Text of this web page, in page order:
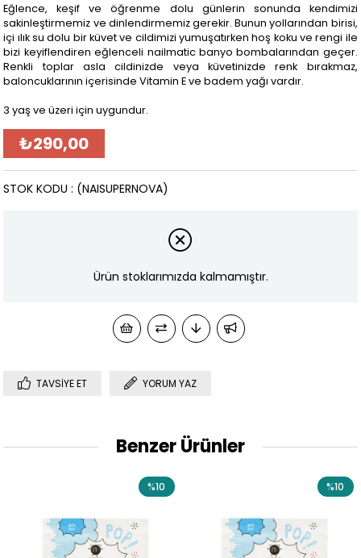
Eğlence, keşif ve öğrenme dolu günlerin sonunda kendimizi
sakinleştirmemiz ve dinlendirmemiz gerekir. Bunun yollarından birisi,
içi ılık su dolu bir küvet ve cildimizi yumuşatırken hoş koku ve rengi ile
bizi keyiflendiren eğlenceli nailmatic banyo bombalarından geçer.
Renkli toplar asla cildinizde veya küvetinizde renk bırakmaz,
baloncuklarının içerisinde Vitamin E ve badem yağı vardır.
3 yaş ve üzeri için uygundur.
₺290,00
(NAISUPERNOVA)
STOK KODU
Ürün stoklarımızda kalmamıştır.
TAVSIYE ET YORUM YAZ
Benzer Ürünler
%10 %10